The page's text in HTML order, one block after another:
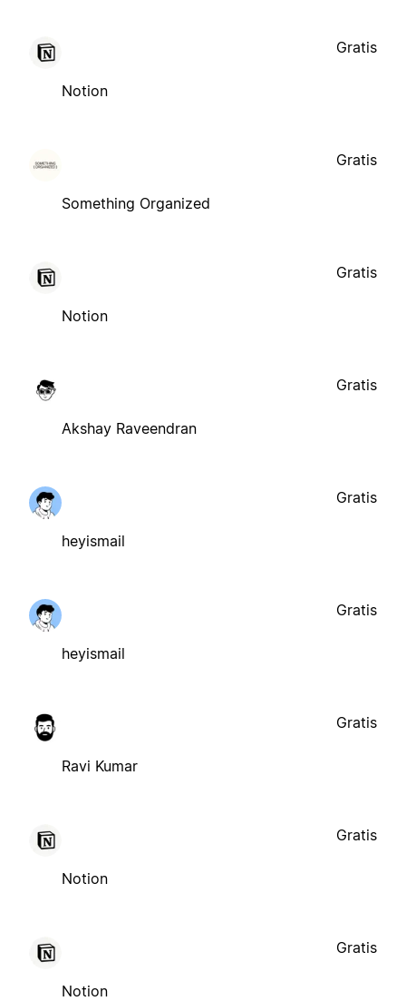
Notion
Gratis
Something Organized
Gratis
Notion
Gratis
Akshay Raveendran
Gratis
heyismail
Gratis
heyismail
Gratis
Ravi Kumar
Gratis
Notion
Gratis
Notion
Gratis